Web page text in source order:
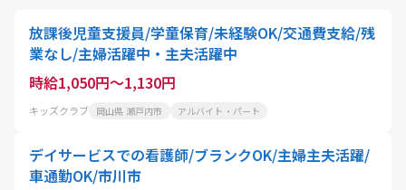
放課後児童支援員/学童保育/未経験OK/交通費支給/残
業なし/主婦活躍中・主夫活躍中
時給1,050円～1,130円
キッズクラブ 岡山県 瀬戸内市 アルバイト・パート
デイサービスでの看護師/ブランクOK/主婦主夫活躍/
車通勤OK/市川市